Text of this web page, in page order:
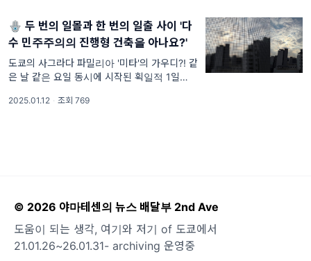
는 은근히 잦아지고 있는 것도 같은데요, 반가
운 ...
🪬 두 번의 일몰과 한 번의 일출 사이 '다
수 민주주의의 진행형 건축을 아나요?'
도쿄의 사그라다 파밀리아 '미타'의 가우디?! 같
은 날 같은 요일 동시에 시작된 획일적 1일에
거에요. 어느덧 새해도 열흘이나 흘러버려 두
2025.01.12 · 조회 769
© 2026 야마테센의 뉴스 배달부 2nd Ave
도움이 되는 생각, 여기와 저기 of 도쿄에서
21.01.26~26.01.31- archiving 운영중